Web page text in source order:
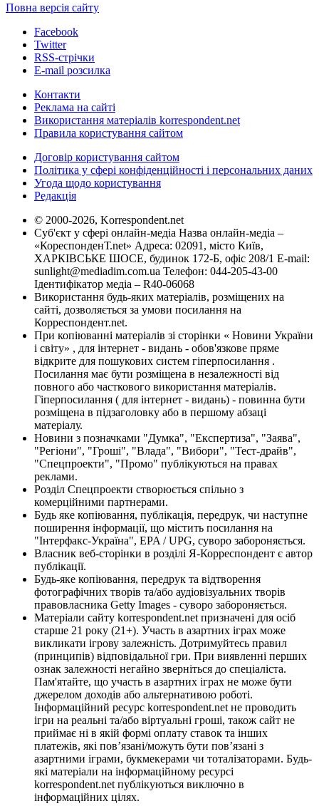
Повна версія сайту
Facebook
Twitter
RSS-стрічки
E-mail розсилка
Контакти
Реклама на сайті
Використання матеріалів korrespondent.net
Правила користування сайтом
Договір користування сайтом
Політика у сфері конфіденційності і персональних даних
Угода щодо користування
Редакція
© 2000-2026, Korrespondent.net
Суб'єкт у сфері онлайн-медіа Назва онлайн-медіа –
«КореспонденТ.net» Адреса: 02091, місто Київ,
ХАРКІВСЬКЕ ШОСЕ, будинок 172-Б, офіс 208/1 E-mail:
sunlight@mediadim.com.ua Телефон: 044-205-43-00
Ідентифікатор медіа – R40-06068
Використання будь-яких матеріалів, розміщених на
сайті, дозволяється за умови посилання на
Корреспондент.net.
При копіюванні матеріалів зі сторінки « Новини України
і світу» , для інтернет - видань - обов'язкове пряме
відкрите для пошукових систем гіперпосилання .
Посилання має бути розміщена в незалежності від
повного або часткового використання матеріалів.
Гіперпосилання ( для інтернет - видань) - повинна бути
розміщена в підзаголовку або в першому абзаці
матеріалу.
Новини з позначками "Думка", "Експертиза", "Заява",
"Регіони", "Гроші", "Влада", "Вибори", "Тест-драйв",
"Спецпроекти", "Промо" публікуються на правах
реклами.
Розділ Спецпроекти створюється спільно з
комерційними партнерами.
Будь яке копіювання, публікація, передрук, чи наступне
поширення інформації, що містить посилання на
"Інтерфакс-Україна", EPA / UPG, суворо забороняється.
Власник веб-сторінки в розділі Я-Корреспондент є автор
публікації.
Будь-яке копіювання, передрук та відтворення
фотографічних творів та/або аудіовізуальних творів
правовласника Getty Images - суворо забороняється.
Матеріали сайту korrespondent.net призначені для осіб
старше 21 року (21+). Участь в азартних іграх може
викликати ігрову залежність. Дотримуйтесь правил
(принципів) відповідальної гри. При виявленні перших
ознак залежності негайно зверніться до спеціаліста.
Пам'ятайте, що участь в азартних іграх не може бути
джерелом доходів або альтернативою роботі.
Інформаційний ресурс korrespondent.net не проводить
ігри на реальні та/або віртуальні гроші, також сайт не
приймає ні в якій формі оплату ставок та інших
платежів, які пов’язані/можуть бути пов’язані з
азартними іграми, букмекерами чи тоталізаторами. Будь-
які матеріали на інформаційному ресурсі
korrespondent.net публікуються виключно в
інформаційних цілях.